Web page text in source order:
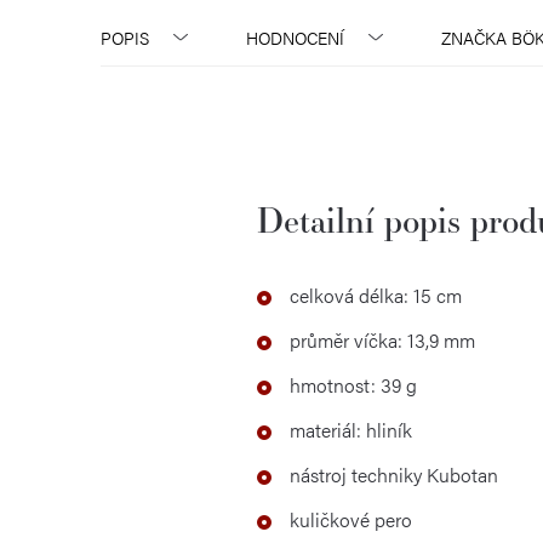
POPIS HODNOCENÍ ZNAČKA
Detailní popis
celková délka: 15 cm
průměr víčka: 13,9 mm
hmotnost: 39 g
materiál: hliník
nástroj techniky Kubotan
kuličkové pero